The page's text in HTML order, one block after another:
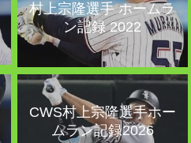
村上宗隆選手 ホームラ
ン記録 2022
CWS村上宗隆選手ホー
ムラン記録2026